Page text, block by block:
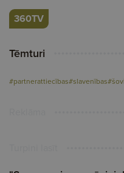
360TV
Tēmturi
#partnerattiecības#slavenības#šovi